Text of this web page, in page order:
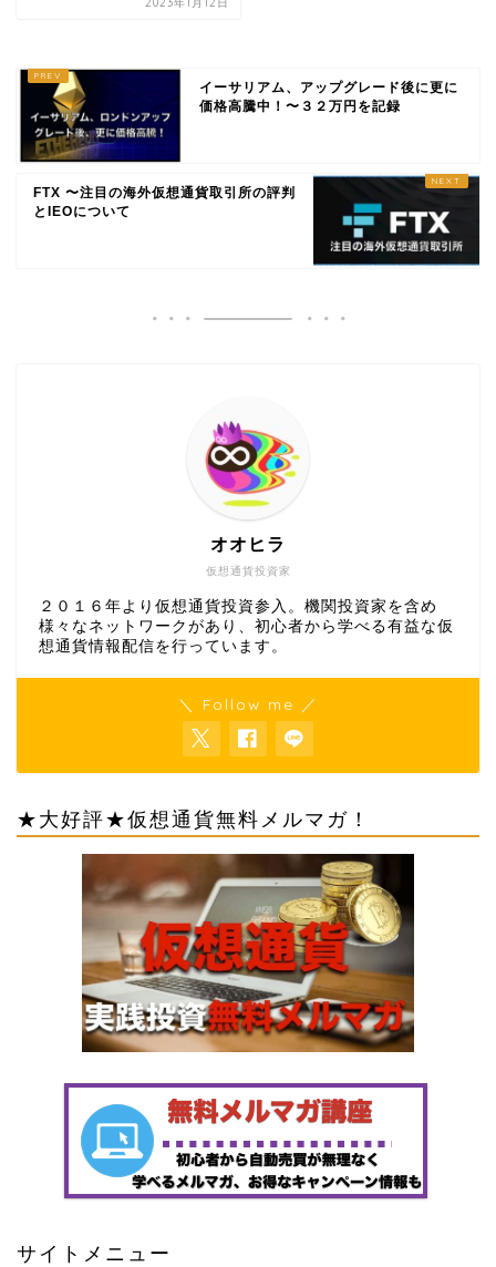
2023年1月12日
イーサリアム、アップグレード後に更に
価格高騰中！〜３２万円を記録
FTX 〜注目の海外仮想通貨取引所の評判
とIEOについて
仮想通貨投資家
オオヒラ
２０１６年より仮想通貨投資参入。機関投資家を含め
様々なネットワークがあり、初心者から学べる有益な仮
想通貨情報配信を行っています。
＼ Follow me ／
★大好評★仮想通貨無料メルマガ！
サイトメニュー